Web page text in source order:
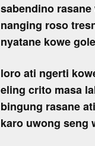
sabendino
nanging roso
nyatane kowe
loro ati ngerti
eling crito masa
bingung rasane
karo uwong seng